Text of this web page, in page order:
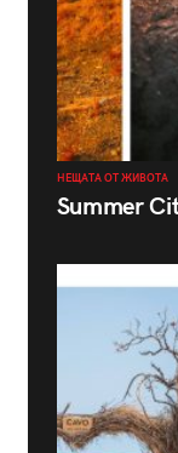
НЕЩАТА ОТ ЖИВОТА
Summer